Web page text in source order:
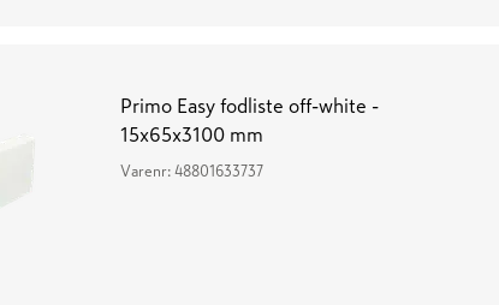
Primo Easy fodliste off-white -
15x65x3100 mm
Varenr: 48801633737